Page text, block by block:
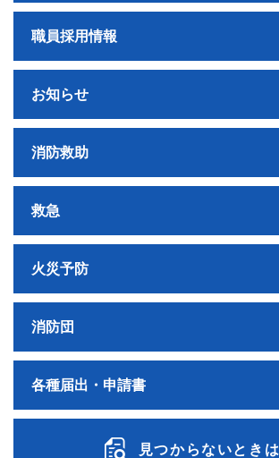
職員採用情報
お知らせ
消防救助
救急
火災予防
消防団
各種届出・申請書
見つからないときは